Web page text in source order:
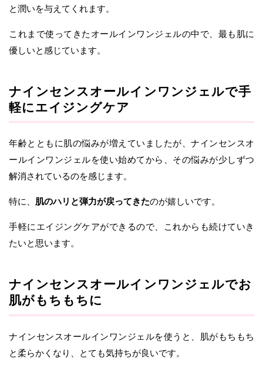
と潤いを与えてくれます。
これまで使ってきたオールインワンジェルの中で、最も肌に
優しいと感じています。
ナインセンスオールインワンジェルで手
軽にエイジングケア
年齢とともに肌の悩みが増えていましたが、ナインセンスオ
ールインワンジェルを使い始めてから、その悩みが少しずつ
解消されているのを感じます。
特に、 肌のハリと弾力が戻ってきたのが嬉しいです。
手軽にエイジングケアができるので、これからも続けていき
たいと思います。
ナインセンスオールインワンジェルでお
肌がもちもちに
ナインセンスオールインワンジェルを使うと、肌がもちもち
と柔らかくなり、とても気持ちが良いです。